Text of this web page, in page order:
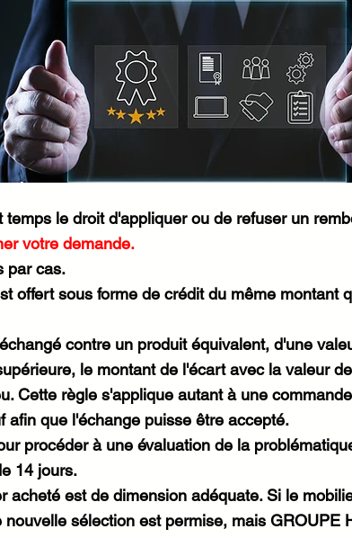
le droit d'appliquer ou de refuser un
votre demande.
par cas.
offert sous forme de crédit du même montant
contre un produit équivalent, d'une
le montant de l'écart avec la valeur
Cette règle s'applique autant à une
afin que l'échange puisse être accepté.
procéder à une évaluation de la
14 jours.
acheté est de dimension adéquate. Si le
sélection est permise, mais GROUPE